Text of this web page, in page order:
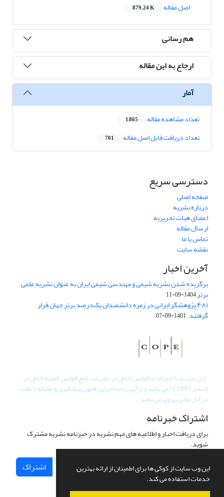
این وب سایت از کوکی ها برای اطمینان از ارائه بهترین
خدمات استفاده می کند.
اصل مقاله
879.24 K
هم رسانی
ارجاع به این مقاله
آمار
تعداد مشاهده مقاله 1,865
تعداد دریافت فایل اصل مقاله 701
دسترسی سریع
صفحه اصلی
درباره نشریه
اعضای هیات تحریریه
ارسال مقاله
تماس با ما
نقشه سایت
آخرین اخبار
برگزیده شدن نشریه شیمی و مهندسی شیمی ایران به عنوان نشریه علمی
برتر1404-09-11
۴۸۱ پژوهشگر ایرانی در زمره دانشمندان یک‌درصد برتر جهان قرار
گرفتند.1401-09-07
"این نشریه با احترام به قوانین اخلاق در نشریات، تابع قوانین کمیتۀ اخلاق در
انتشار (COPE) می باشد و از آیین نامه اجرایی قانون پیشگیری و مقابله با تقلب
در آثار علمی پیروی می نماید".
اشتراک خبرنامه
برای دریافت اخبار و اطلاعیه های مهم نشریه در خبرنامه نشریه مشترک
شوید.
اشتراک